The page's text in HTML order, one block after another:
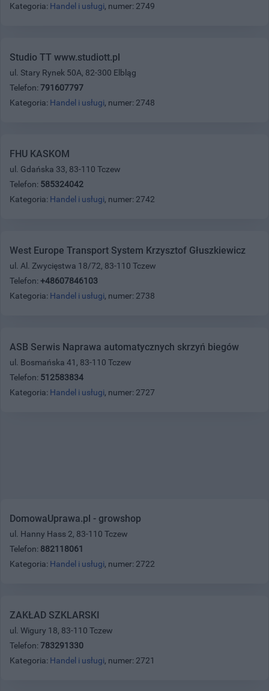
Kategoria: Handel i usługi, numer: 2749
Studio TT www.studiott.pl
ul. Stary Rynek 50A, 82-300 Elbląg
Telefon: 791607797
Kategoria: Handel i usługi, numer: 2748
FHU KASKOM
ul. Gdańska 33, 83-110 Tczew
Telefon: 585324042
Kategoria: Handel i usługi, numer: 2742
West Europe Transport System Krzysztof Głuszkiewicz
ul. Al. Zwycięstwa 18/72, 83-110 Tczew
Telefon: +48607846103
Kategoria: Handel i usługi, numer: 2738
ASB Serwis Naprawa automatycznych skrzyń biegów
ul. Bosmańska 41, 83-110 Tczew
Telefon: 512583834
Kategoria: Handel i usługi, numer: 2727
DomowaUprawa.pl - growshop
ul. Hanny Hass 2, 83-110 Tczew
Telefon: 882118061
Kategoria: Handel i usługi, numer: 2722
ZAKŁAD SZKLARSKI
ul. Wigury 18, 83-110 Tczew
Telefon: 783291330
Kategoria: Handel i usługi, numer: 2721